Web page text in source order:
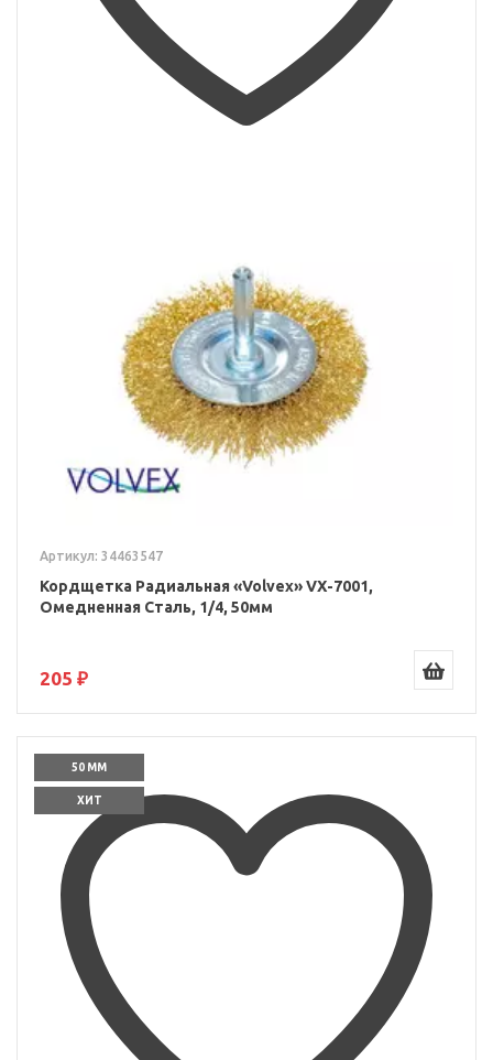
Артикул: 34463547
Кордщетка Радиальная «Volvex» VX-7001,
Омедненная Сталь, 1/4, 50мм
205 ₽
50 ММ
ХИТ